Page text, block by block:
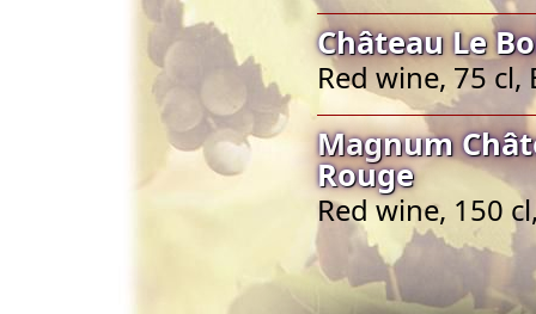
Château Le
Red wine, 75 cl,
Magnum
Rouge
Red wine, 150